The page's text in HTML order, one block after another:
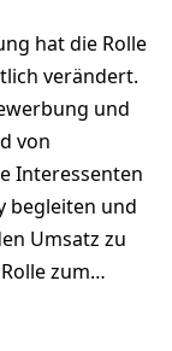
hat die Rolle
verändert.
und
von
Interessenten
begleiten und
Umsatz zu
zum…